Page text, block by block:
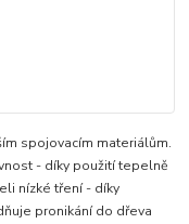
spojovacím materiálům.
- díky použití tepelně
nízké tření - díky
pronikání do dřeva